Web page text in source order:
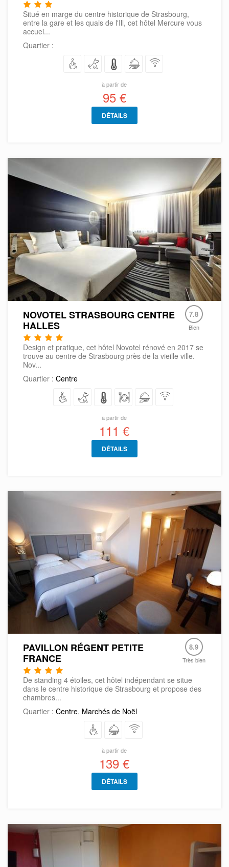
Situé en marge du centre historique de Strasbourg,
entre la gare et les quais de l'Ill, cet hôtel Mercure vous
accuei...
Quartier :
à partir de
95 €
DÉTAILS
NOVOTEL STRASBOURG CENTRE
HALLES
7.8
Bien
Design et pratique, cet hôtel Novotel rénové en 2017 se
trouve au centre de Strasbourg près de la vieille ville.
Nov...
Quartier : Centre
à partir de
111 €
DÉTAILS
PAVILLON RÉGENT PETITE
FRANCE
8.9
Très bien
De standing 4 étoiles, cet hôtel indépendant se situe
dans le centre historique de Strasbourg et propose des
chambres...
Quartier : Centre, Marchés de Noël
à partir de
139 €
DÉTAILS